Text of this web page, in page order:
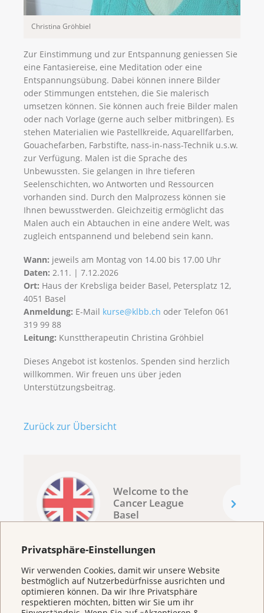
Privatsphäre-Einstellungen
Wir verwenden Cookies, damit wir unsere Website
bestmöglich auf Nutzerbedürfnisse ausrichten und
optimieren können. Da wir Ihre Privatsphäre
respektieren möchten, bitten wir Sie um ihr
Christina Gröhbiel
Zur Einstimmung und zur Entspannung geniessen Sie
eine Fantasiereise, eine Meditation oder eine
Entspannungsübung. Dabei können innere Bilder
oder Stimmungen entstehen, die Sie malerisch
umsetzen können. Sie können auch freie Bilder malen
oder nach Vorlage (gerne auch selber mitbringen). Es
stehen Materialien wie Pastellkreide, Aquarellfarben,
Gouachefarben, Farbstifte, nass-in-nass-Technik u.s.w.
zur Verfügung. Malen ist die Sprache des
Unbewussten. Sie gelangen in Ihre tieferen
Seelenschichten, wo Antworten und Ressourcen
vorhanden sind. Durch den Malprozess können sie
Ihnen bewusstwerden. Gleichzeitig ermöglicht das
Malen auch ein Abtauchen in eine andere Welt, was
zugleich entspannend und belebend sein kann.
Wann: jeweils am Montag von 14.00 bis 17.00 Uhr
Daten: 2.11. | 7.12.2026
Ort: Haus der Krebsliga beider Basel, Petersplatz 12,
4051 Basel
Anmeldung: E-Mail kurse@klbb.ch oder Telefon 061
319 99 88
Leitung: Kunsttherapeutin Christina Gröhbiel
Dieses Angebot ist kostenlos. Spenden sind herzlich
willkommen. Wir freuen uns über jeden
Unterstützungsbeitrag.
Zurück zur Übersicht
Welcome to the
Cancer League
Basel